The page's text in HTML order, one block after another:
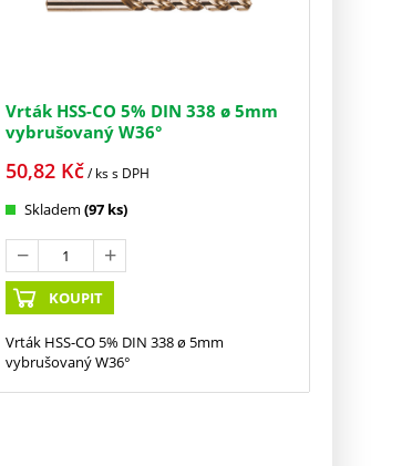
Vrták HSS-CO 5% DIN 338 ø 5mm
vybrušovaný W36°
50,82 Kč/ kss DPH
Skladem (97 ks)
KOUPIT
Vrták HSS-CO 5% DIN 338 ø 5mm
vybrušovaný W36°